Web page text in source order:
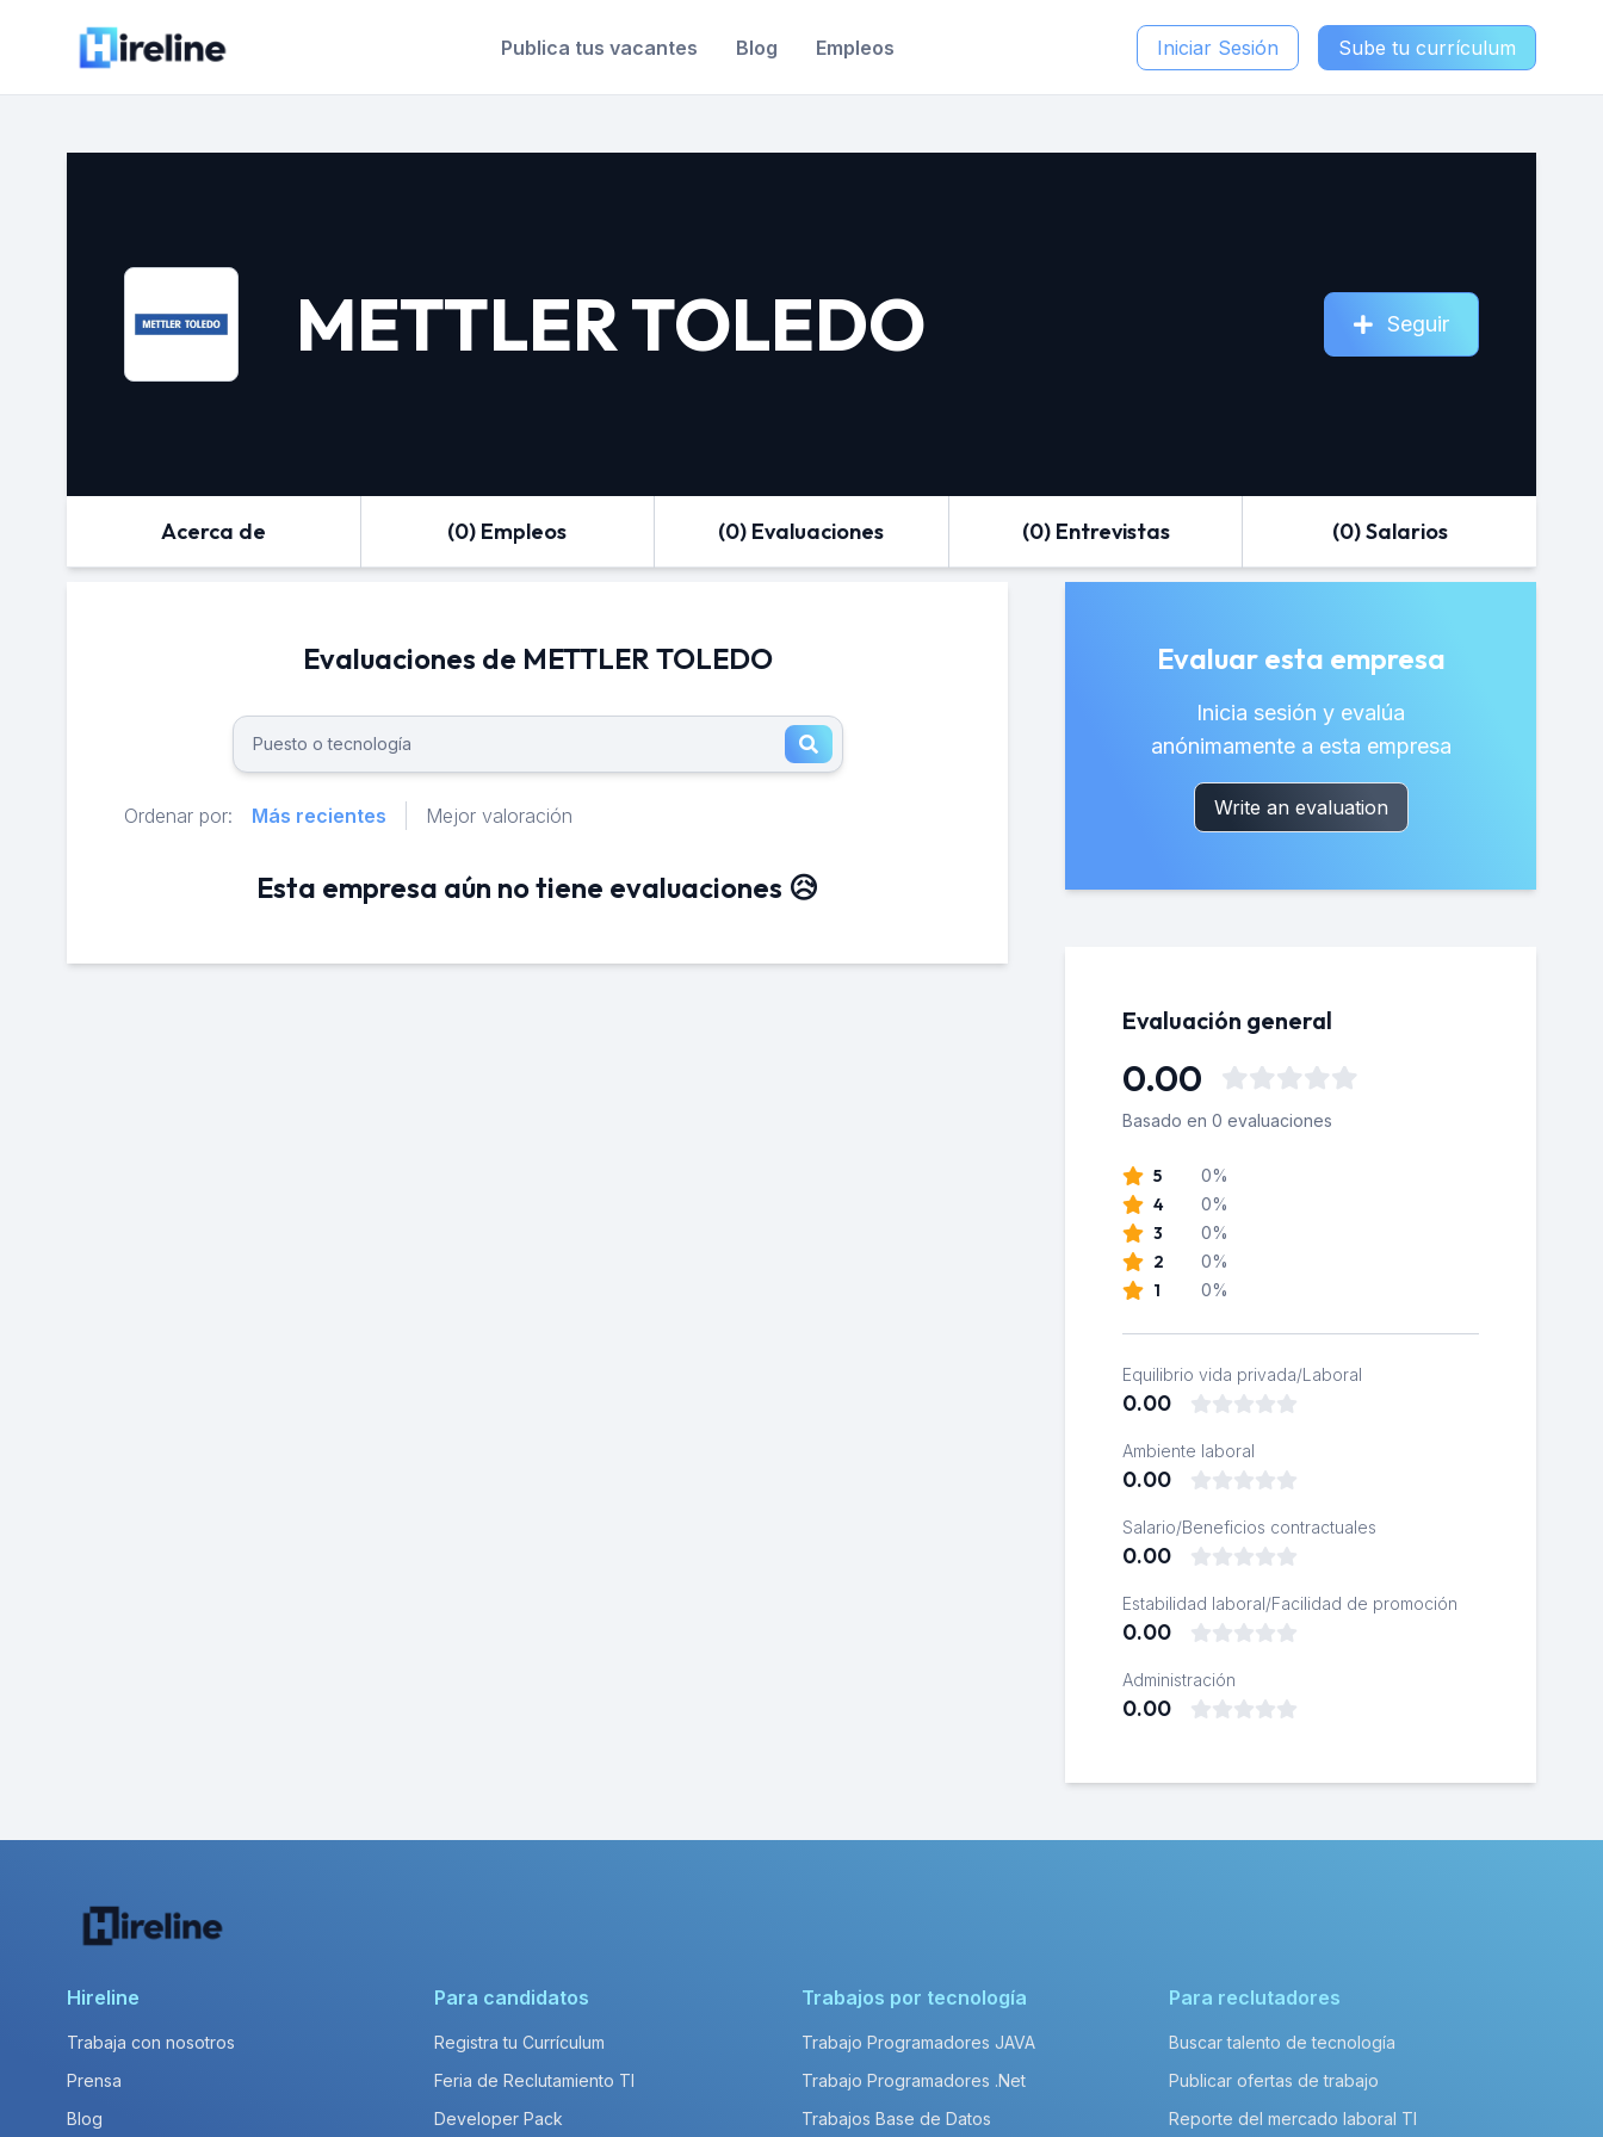
Publica tus vacantes Blog Empleos Iniciar Sesión Sube tu currículum
METTLER TOLEDO Seguir
Acerca de (0) Empleos (0) Evaluaciones (0) Entrevistas (0) Salarios
Evaluaciones de METTLER TOLEDO
Ordenar por: Más recientes Mejor valoración
Esta empresa aún no tiene evaluaciones 😥
Evaluar esta empresa
Inicia sesión y evalúa
anónimamente a esta empresa
Write an evaluation
Evaluación general
0.00
Basado en 0 evaluaciones
5 0%
4 0%
3 0%
2 0%
1 0%
Equilibrio vida privada/Laboral
0.00
Ambiente laboral
0.00
Salario/Beneficios contractuales
0.00
Estabilidad laboral/Facilidad de promoción
0.00
Administración
0.00
Hireline
Trabaja con nosotros
Prensa
Blog
Para candidatos
Registra tu Currículum
Feria de Reclutamiento TI
Developer Pack
Trabajos por tecnología
Trabajo Programadores JAVA
Trabajo Programadores .Net
Trabajos Base de Datos
Para reclutadores
Buscar talento de tecnología
Publicar ofertas de trabajo
Reporte del mercado laboral TI